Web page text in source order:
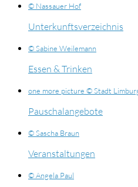
© Nassauer Hof
Unterkunftsverzeichnis
© Sabine Weilemann
Essen & Trinken
one more picture © Stadt
Pauschalangebote
© Sascha Braun
Veranstaltungen
© Angela Paul